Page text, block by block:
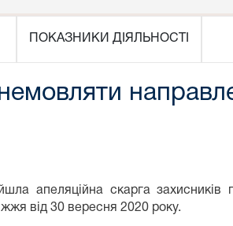
ПОКАЗНИКИ ДІЯЛЬНОСТІ
апеляційна скарга
від 30 вересня 2020 року.